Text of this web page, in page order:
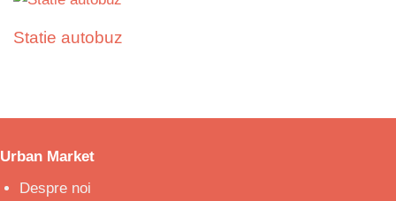
Statie autobuz
Urban Market
Despre noi